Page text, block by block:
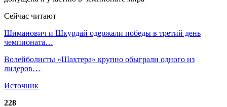
Сейчас читают
Шиманович и Шкурдай одержали победы в третий день
чемпионата…
Волейболисты «Шахтера» крупно обыграли одного из
лидеров…
Источник
228